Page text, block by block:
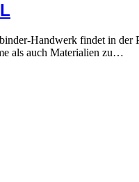
Handwerk findet in
als auch Materialien zu…